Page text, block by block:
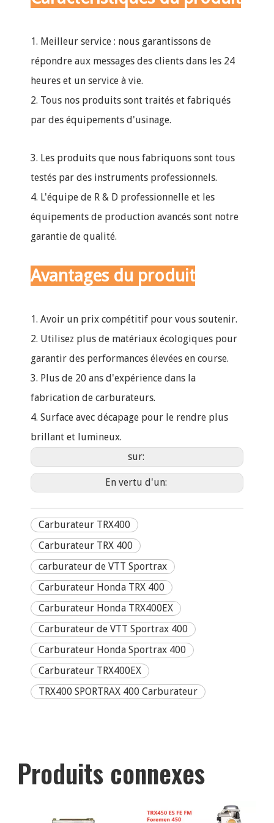
1. Meilleur service : nous garantissons de
répondre aux messages des clients dans les 24
heures et un service à vie.
2. Tous nos produits sont traités et fabriqués
par des équipements d'usinage.
3. Les produits que nous fabriquons sont tous
testés par des instruments professionnels.
4. L'équipe de R & D professionnelle et les
équipements de production avancés sont notre
garantie de qualité.
Avantages du produit
1. Avoir un prix compétitif pour vous soutenir.
2. Utilisez plus de matériaux écologiques pour
garantir des performances élevées en course.
3. Plus de 20 ans d'expérience dans la
fabrication de carburateurs.
4. Surface avec décapage pour le rendre plus
brillant et lumineux.
sur:
En vertu d'un:
Carburateur TRX400
Carburateur TRX 400
carburateur de VTT Sportrax
Carburateur Honda TRX 400
Carburateur Honda TRX400EX
Carburateur de VTT Sportrax 400
Carburateur Honda Sportrax 400
Carburateur TRX400EX
TRX400 SPORTRAX 400 Carburateur
Produits connexes